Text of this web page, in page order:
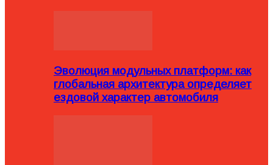
Эволюция модульных платформ: как
глобальная архитектура определяет
ездовой характер автомобиля